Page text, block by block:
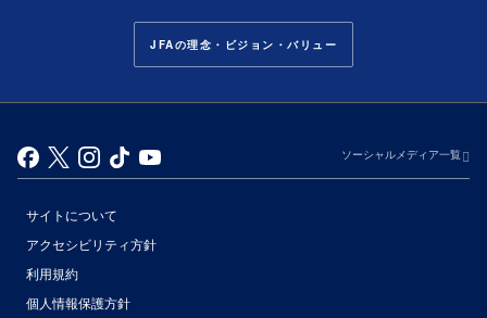
JFAの理念・ビジョン・バリュー
ソーシャルメディア一覧
サイトについて
アクセシビリティ方針
利用規約
個人情報保護方針